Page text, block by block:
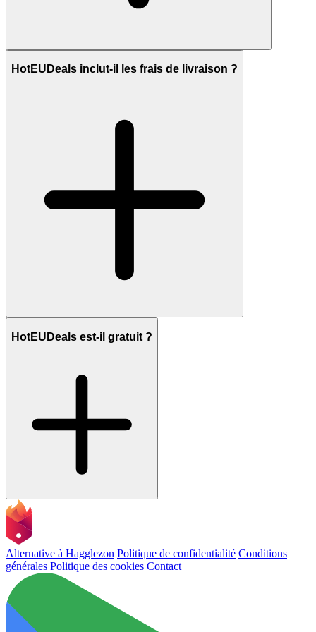
HotEUDeals inclut-il les frais de livraison ?
HotEUDeals est-il gratuit ?
Alternative à Hagglezon Politique de confidentialité Conditions
générales Politique des cookies Contact